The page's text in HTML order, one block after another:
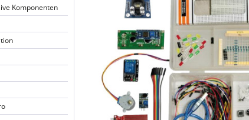
Komponenten